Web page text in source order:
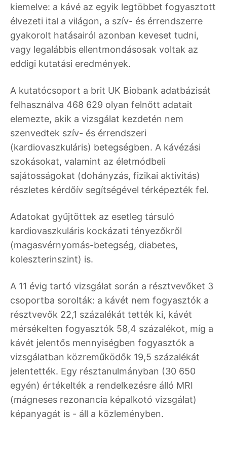
kiemelve: a kávé az egyik legtöbbet fogyasztott
élvezeti ital a világon, a szív- és érrendszerre
gyakorolt hatásairól azonban keveset tudni,
vagy legalábbis ellentmondásosak voltak az
eddigi kutatási eredmények.
A kutatócsoport a brit UK Biobank adatbázisát
felhasználva 468 629 olyan felnőtt adatait
elemezte, akik a vizsgálat kezdetén nem
szenvedtek szív- és érrendszeri
(kardiovaszkuláris) betegségben. A kávézási
szokásokat, valamint az életmódbeli
sajátosságokat (dohányzás, fizikai aktivitás)
részletes kérdőív segítségével térképezték fel.
Adatokat gyűjtöttek az esetleg társuló
kardiovaszkuláris kockázati tényezőkről
(magasvérnyomás-betegség, diabetes,
koleszterinszint) is.
A 11 évig tartó vizsgálat során a résztvevőket 3
csoportba sorolták: a kávét nem fogyasztók a
résztvevők 22,1 százalékát tették ki, kávét
mérsékelten fogyasztók 58,4 százalékot, míg a
kávét jelentős mennyiségben fogyasztók a
vizsgálatban közreműködők 19,5 százalékát
jelentették. Egy résztanulmányban (30 650
egyén) értékelték a rendelkezésre álló MRI
(mágneses rezonancia képalkotó vizsgálat)
képanyagát is - áll a közleményben.